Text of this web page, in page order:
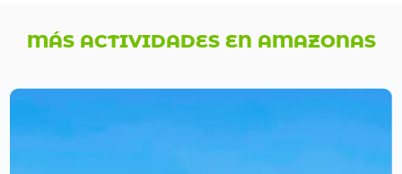
MÁS ACTIVIDADES EN AMAZONAS